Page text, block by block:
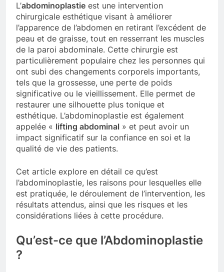
L’abdominoplastie est une intervention
chirurgicale esthétique visant à améliorer
l’apparence de l’abdomen en retirant l’excédent de
peau et de graisse, tout en resserrant les muscles
de la paroi abdominale. Cette chirurgie est
particulièrement populaire chez les personnes qui
ont subi des changements corporels importants,
tels que la grossesse, une perte de poids
significative ou le vieillissement. Elle permet de
restaurer une silhouette plus tonique et
esthétique. L’abdominoplastie est également
appelée « lifting abdominal » et peut avoir un
impact significatif sur la confiance en soi et la
qualité de vie des patients.
Cet article explore en détail ce qu’est
l’abdominoplastie, les raisons pour lesquelles elle
est pratiquée, le déroulement de l’intervention, les
résultats attendus, ainsi que les risques et les
considérations liées à cette procédure.
Qu’est-ce que l’Abdominoplastie
?